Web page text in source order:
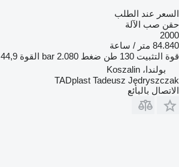
السعر عند الطلب
حقن صب الآلة
2000
84.840 متر / ساعة
قوة التثبيت 130 طن ضغط 2.080 bar القوة 44,9 kW
بولندا، Koszalin
TADplast Tadeusz Jędryszczak
الاتصال بالبائع